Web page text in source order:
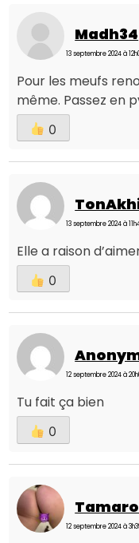
Madh34
13 septembre 2024 à
Pour les meufs
même. Passez en
0
13 septembre 2024 à
Elle a raison
0
12 septembre 2024 à
Tu fait ça bien
0
12 septembre 2024 à